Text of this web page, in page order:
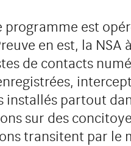
programme est
en est, la
de contacts
installés partout
sur des
transitent par le